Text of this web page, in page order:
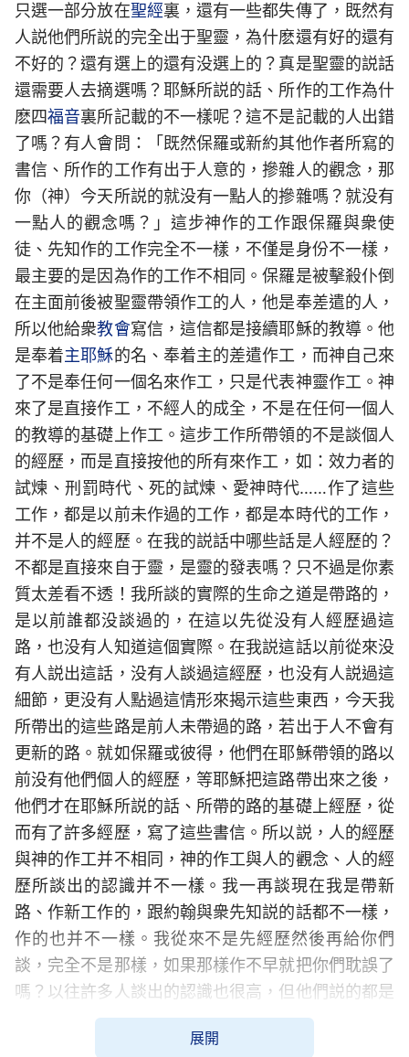
只選一部分放在聖經裏，還有一些都失傳了，既然有
人説他們所説的完全出于聖靈，為什麽還有好的還有
不好的？還有選上的還有没選上的？真是聖靈的説話
還需要人去摘選嗎？耶穌所説的話、所作的工作為什
麽四福音裏所記載的不一樣呢？這不是記載的人出錯
了嗎？有人會問：「既然保羅或新約其他作者所寫的
書信、所作的工作有出于人意的，摻雜人的觀念，那
你（神）今天所説的就没有一點人的摻雜嗎？就没有
一點人的觀念嗎？」這步神作的工作跟保羅與衆使
徒、先知作的工作完全不一樣，不僅是身份不一樣，
最主要的是因為作的工作不相同。保羅是被擊殺仆倒
在主面前後被聖靈帶領作工的人，他是奉差遣的人，
所以他給衆教會寫信，這信都是接續耶穌的教導。他
是奉着主耶穌的名、奉着主的差遣作工，而神自己來
了不是奉任何一個名來作工，只是代表神靈作工。神
來了是直接作工，不經人的成全，不是在任何一個人
的教導的基礎上作工。這步工作所帶領的不是談個人
的經歷，而是直接按他的所有來作工，如：效力者的
試煉、刑罰時代、死的試煉、愛神時代……作了這些
工作，都是以前未作過的工作，都是本時代的工作，
并不是人的經歷。在我的説話中哪些話是人經歷的？
不都是直接來自于靈，是靈的發表嗎？只不過是你素
質太差看不透！我所談的實際的生命之道是帶路的，
是以前誰都没談過的，在這以先從没有人經歷過這
路，也没有人知道這個實際。在我説這話以前從來没
有人説出這話，没有人談過這經歷，也没有人説過這
細節，更没有人點過這情形來揭示這些東西，今天我
所帶出的這些路是前人未帶過的路，若出于人不會有
更新的路。就如保羅或彼得，他們在耶穌帶領的路以
前没有他們個人的經歷，等耶穌把這路帶出來之後，
他們才在耶穌所説的話、所帶的路的基礎上經歷，從
而有了許多經歷，寫了這些書信。所以説，人的經歷
與神的作工并不相同，神的作工與人的觀念、人的經
歷所談出的認識并不一樣。我一再談現在我是帶新
路、作新工作的，跟約翰與衆先知説的話都不一樣，
作的也并不一樣。我從來不是先經歷然後再給你們
談，完全不是那樣，如果那樣作不早就把你們耽誤了
嗎？以往許多人談出的認識也很高，但他們説的都是
在一些所謂屬靈人的基礎上才談出來的，不是領路
的，是出于人的經歷，出于人的看見、人的認識，有
展開